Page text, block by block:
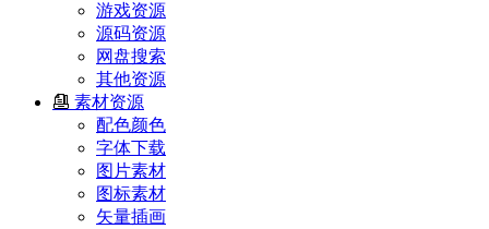
游戏资源
源码资源
网盘搜索
其他资源
素材资源
配色颜色
字体下载
图片素材
图标素材
矢量插画